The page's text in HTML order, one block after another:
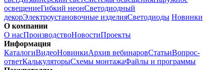
освещениеГибкий неонСветодиодный
декорЭлектроустановочные изделияСветодиоды Новинки
О компании
О насПроизводствоНовостиПроекты
Информация
КаталогиВидеоНовинкиАрхив вебинаровСтатьиВопрос-
ответКалькуляторыСхемы монтажаФайлы и программы